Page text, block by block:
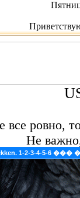
1-2-3-4-5-6
все ровно,
Не
Мне все
все ровно,
чего они